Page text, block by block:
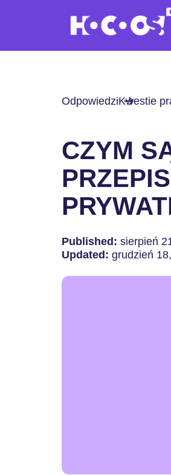
OdpowiedziKwestie
CZYM
Published: sierpień
Updated: grudzień